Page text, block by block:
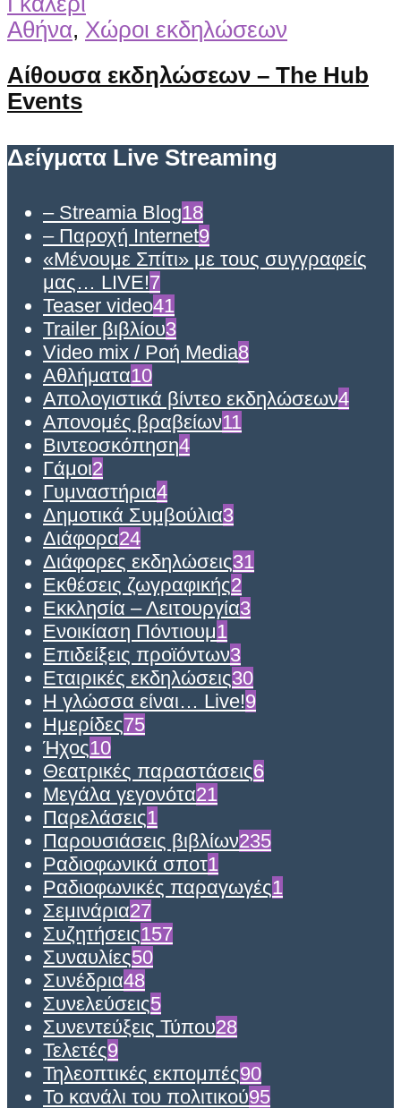
Αθήνα, Χώροι εκδηλώσεων
Αίθουσα εκδηλώσεων – The Hub
Events
Δείγματα Live Streaming
– Streamia Blog18
– Παροχή Internet9
«Μένουμε Σπίτι» με τους συγγραφείς
μας… LIVE!7
Teaser video41
Trailer βιβλίου3
Video mix / Ροή Media8
Αθλήματα10
Απολογιστικά βίντεο εκδηλώσεων4
Απονομές βραβείων11
Βιντεοσκόπηση4
Γάμοι2
Γυμναστήρια4
Δημοτικά Συμβούλια3
Διάφορα24
Διάφορες εκδηλώσεις31
Εκθέσεις ζωγραφικής2
Εκκλησία – Λειτουργία3
Ενοικίαση Πόντιουμ1
Επιδείξεις προϊόντων3
Εταιρικές εκδηλώσεις30
Η γλώσσα είναι… Live!9
Ημερίδες75
Ήχος10
Θεατρικές παραστάσεις6
Μεγάλα γεγονότα21
Παρελάσεις1
Παρουσιάσεις βιβλίων235
Ραδιοφωνικά σποτ1
Ραδιοφωνικές παραγωγές1
Σεμινάρια27
Συζητήσεις157
Συναυλίες50
Συνέδρια48
Συνελεύσεις5
Συνεντεύξεις Τύπου28
Τελετές9
Τηλεοπτικές εκπομπές90
Το κανάλι του πολιτικού95